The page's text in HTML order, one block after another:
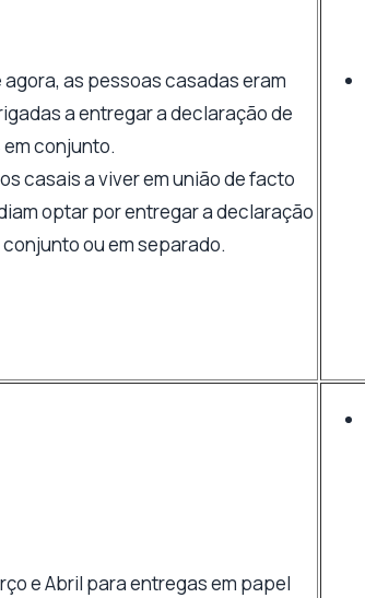
agora, as pessoas casadas eram
a entregar a declaração de
em conjunto.
casais a viver em união de facto
optar por entregar a declaração
conjunto ou em separado.
e Abril para entregas em papel